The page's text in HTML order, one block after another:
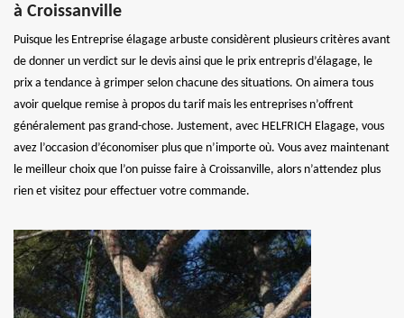
à Croissanville
Puisque les Entreprise élagage arbuste considèrent plusieurs critères avant
de donner un verdict sur le devis ainsi que le prix entrepris d’élagage, le
prix a tendance à grimper selon chacune des situations. On aimera tous
avoir quelque remise à propos du tarif mais les entreprises n’offrent
généralement pas grand-chose. Justement, avec HELFRICH Elagage, vous
avez l’occasion d’économiser plus que n’importe où. Vous avez maintenant
le meilleur choix que l’on puisse faire à Croissanville, alors n’attendez plus
rien et visitez pour effectuer votre commande.